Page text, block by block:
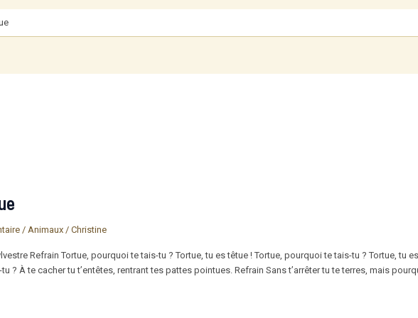
/ Animaux/ Christine
Refrain Tortue, pourquoi te tais-tu ? Tortue, tu es têtue ! Tortue, pourquoi te tais-tu ? Tortue, tu
? À te cacher tu t’entêtes, rentrant tes pattes pointues. Refrain Sans t’arrêter tu te terres, mais